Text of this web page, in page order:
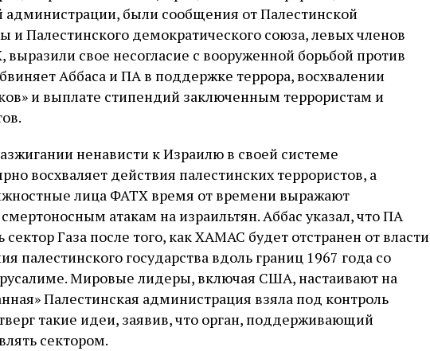
администрации, были сообщения от Палестинской
и Палестинского демократического союза, левых членов
свое несогласие с вооруженной борьбой против
Аббаса и ПА в поддержке террора, восхвалении
и выплате стипендий заключенным террористам и
ненависти к Израилю в своей системе
восхваляет действия палестинских террористов, а
лица ФАТХ время от времени выражают
атакам на израильтян. Аббас указал, что ПА
сектор Газа после того, как ХАМАС будет отстранен от власти
палестинского государства вдоль границ 1967 года со
Мировые лидеры, включая США, настаивают на
Палестинская администрация взяла под контроль
такие идеи, заявив, что орган, поддерживающий
сектором.